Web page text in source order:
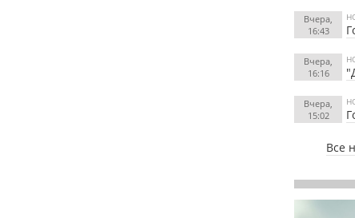
Вчера,
16:43
Вчера,
16:16
Вчера,
15:02
Все